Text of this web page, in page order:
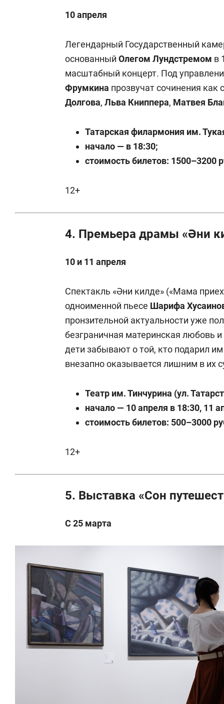
10 апреля
Легендарный Государственный
основанный Олегом Лундстремом в
масштабный концерт. Под
Фрумкина прозвучат сочинения
Долгова, Льва Книппера, Матвея
Татарская филармония им.
начало — в 18:30;
стоимость билетов: 1500–3200
12+
4. Премьера драмы «Әни
10 и 11 апреля
Спектакль «Әни килде» («Мама
одноименной пьесе Шарифа
пронзительной актуальности уже
безграничная материнская любовь
дети забывают о той, кто подарил
внезапно оказывается лишним в их
Театр им. Тинчурина (ул.
начало — 10 апреля в 18:30, 11
стоимость билетов: 500–3000
12+
5. Выставка «Сон
С 25 марта